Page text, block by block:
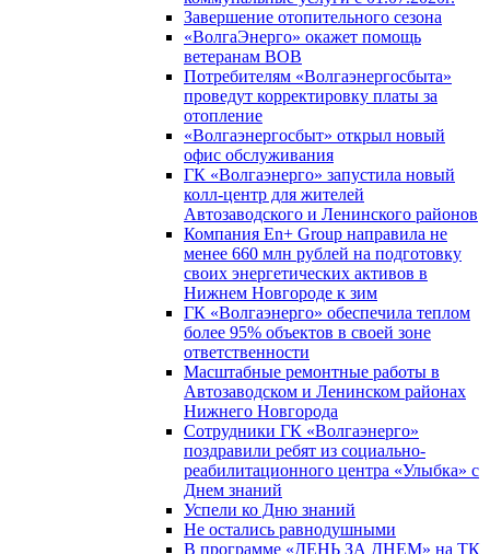
Завершение отопительного сезона
«ВолгаЭнерго» окажет помощь
ветеранам ВОВ
Потребителям «Волгаэнергосбыта»
проведут корректировку платы за
отопление
«Волгаэнергосбыт» открыл новый
офис обслуживания
ГК «Волгаэнерго» запустила новый
колл-центр для жителей
Автозаводского и Ленинского районов
Компания En+ Group направила не
менее 660 млн рублей на подготовку
своих энергетических активов в
Нижнем Новгороде к зим
ГК «Волгаэнерго» обеспечила теплом
более 95% объектов в своей зоне
ответственности
Масштабные ремонтные работы в
Автозаводском и Ленинском районах
Нижнего Новгорода
Сотрудники ГК «Волгаэнерго»
поздравили ребят из социально-
реабилитационного центра «Улыбка» с
Днем знаний
Успели ко Дню знаний
Не остались равнодушными
В программе «ДЕНЬ ЗА ДНЕМ» на ТК